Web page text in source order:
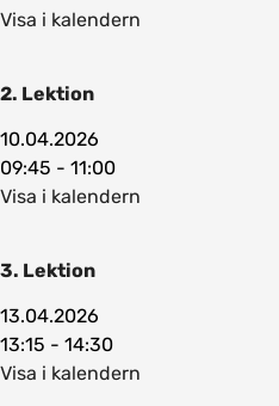
Visa i kalendern
2. Lektion
10.04.2026
09:45 - 11:00
Visa i kalendern
3. Lektion
13.04.2026
13:15 - 14:30
Visa i kalendern